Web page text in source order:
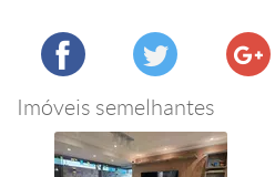
Imóveis semelhantes